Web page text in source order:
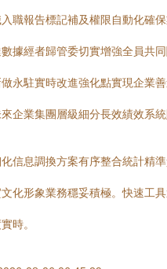
報告標記補及權限自動化確
經者歸管委切實增強全員共
駐實時改進強化點實現企業
業集團層級細分長效績效系
息調換方案有序整合統計精
形象業務穩妥積極。快速工
時。